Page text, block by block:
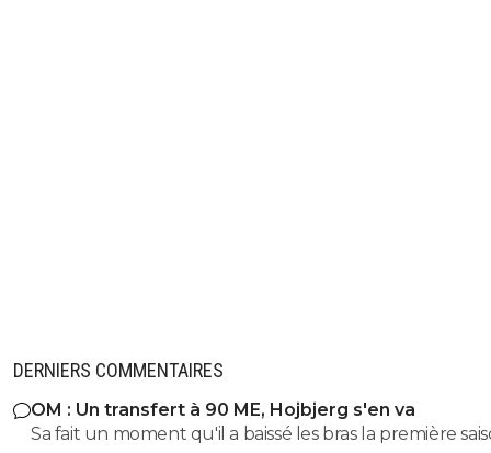
DERNIERS COMMENTAIRES
OM : Un transfert à 90 ME, Hojbjerg s'en va
Sa fait un moment qu'il a baissé les bras la première